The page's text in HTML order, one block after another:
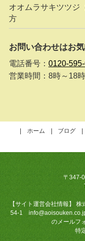
オオムラサキツツジ
方
お問い合わせはお気
電話番号： 0120-
営業時間：8時～18
ホーム ブログ
〒347-
【サイト運営会社情報】
54-1
のメールフ
特